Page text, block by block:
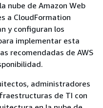
nube de Amazon Web
a CloudFormation
y configuran los
implementar esta
recomendadas de AWS
administradores
de TI con